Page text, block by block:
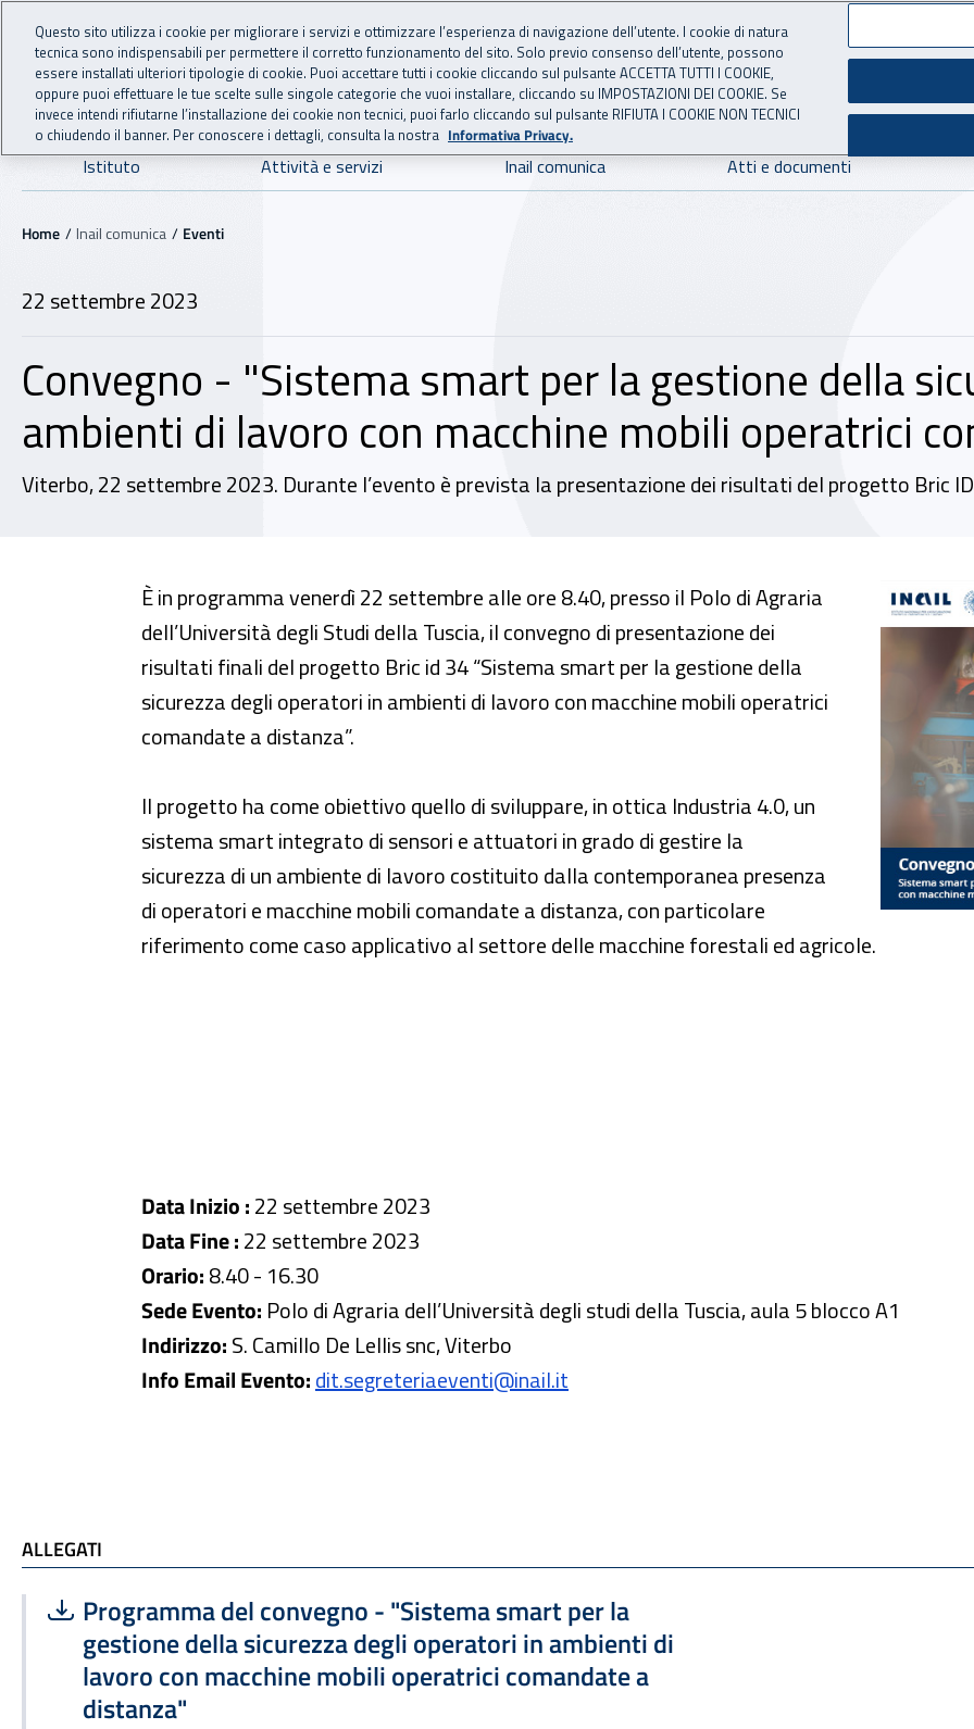
Vai al menu principale
Vai al contenuto principale
INAIL - Istituto Nazionale per l'Assicurazione
Navigazione principale
Istituto Attività e servizi Inail comunica Atti e documenti
Navigazione - Ti trovi in:
Home Inail comunica Eventi
22 settembre 2023
Convegno - "Sistema smart per la gestione della
ambienti di lavoro con macchine mobili operatrici
Viterbo, 22 settembre 2023. Durante l’evento è prevista la presentazione dei risultati del progetto Bric
Convegno - "Sistema smart per la gestione della sicurezza degli
È in programma venerdì 22 settembre alle ore 8.40, presso il Polo di Agraria
dell’Università degli Studi della Tuscia, il convegno di presentazione dei
risultati finali del progetto Bric id 34 “Sistema smart per la gestione della
sicurezza degli operatori in ambienti di lavoro con macchine mobili operatrici
comandate a distanza”.
Il progetto ha come obiettivo quello di sviluppare, in ottica Industria 4.0, un
sistema smart integrato di sensori e attuatori in grado di gestire la
sicurezza di un ambiente di lavoro costituito dalla contemporanea presenza
di operatori e macchine mobili comandate a distanza, con particolare
riferimento come caso applicativo al settore delle macchine forestali ed agricole.
Data Inizio :22 settembre 2023
Data Fine :22 settembre 2023
Orario:8.40 - 16.30
Sede Evento: Polo di Agraria dell’Università degli studi della Tuscia, aula 5 blocco A1
Indirizzo:S. Camillo De Lellis snc, Viterbo
Info Email Evento:dit.segreteriaeventi@inail.it
ALLEGATI
ALLEGATI
Scarica file:
Programma del convegno - "Sistema smart per la
gestione della sicurezza degli operatori in ambienti di
lavoro con macchine mobili operatrici comandate a
distanza"
Formato PDF — Dimensione 1.06 MB
Questo sito utilizza i cookie per migliorare i servizi e ottimizzare l’esperienza di navigazione dell’utente. I cookie di natura
tecnica sono indispensabili per permettere il corretto funzionamento del sito. Solo previo consenso dell’utente, possono
essere installati ulteriori tipologie di cookie. Puoi accettare tutti i cookie cliccando sul pulsante ACCETTA TUTTI I COOKIE,
oppure puoi effettuare le tue scelte sulle singole categorie che vuoi installare, cliccando su IMPOSTAZIONI DEI COOKIE. Se
invece intendi rifiutarne l’installazione dei cookie non tecnici, puoi farlo cliccando sul pulsante RIFIUTA I COOKIE NON TECNICI
o chiudendo il banner. Per conoscere i dettagli, consulta la nostra Informativa Privacy.